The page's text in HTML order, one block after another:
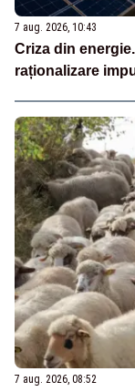
7 aug. 2026, 10:43
Criza din
raționalizare
7 aug. 2026, 08:52